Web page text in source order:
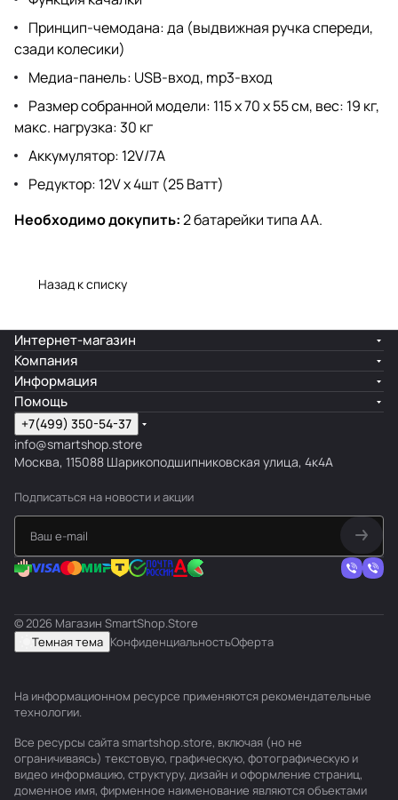
Принцип-чемодана: да (выдвижная ручка спереди,
сзади колесики)
Медиа-панель: USB-вход, mp3-вход
Размер собранной модели: 115 х 70 х 55 см, вес: 19 кг,
макс. нагрузка: 30 кг
Аккумулятор: 12V/7А
Редуктор: 12V х 4шт (25 Ватт)
Необходимо докупить:2 батарейки типа АА.
Назад к списку
Интернет-магазин
Компания
Информация
Помощь
+7(499) 350-54-37
info@smartshop.store
Москва, 115088 Шарикоподшипниковская улица, 4к4А
Подписаться на новости и акции
© 2026 Магазин SmartShop.Store
Темная тема КонфиденциальностьОферта
На информационном ресурсе применяются рекомендательные
технологии.
Все ресурсы сайта smartshop.store, включая (но не
ограничиваясь) текстовую, графическую, фотографическую и
видео информацию, структуру, дизайн и оформление страниц,
доменное имя, фирменное наименование являются объектами